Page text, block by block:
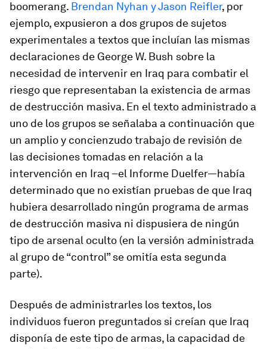
boomerang. Brendan Nyhan y Jason Reifler, por
ejemplo, expusieron a dos grupos de sujetos
experimentales a textos que incluían las mismas
declaraciones de George W. Bush sobre la
necesidad de intervenir en Iraq para combatir el
riesgo que representaban la existencia de armas
de destrucción masiva. En el texto administrado a
uno de los grupos se señalaba a continuación que
un amplio y concienzudo trabajo de revisión de
las decisiones tomadas en relación a la
intervención en Iraq –el Informe Duelfer—había
determinado que no existían pruebas de que Iraq
hubiera desarrollado ningún programa de armas
de destrucción masiva ni dispusiera de ningún
tipo de arsenal oculto (en la versión administrada
al grupo de “control” se omitía esta segunda
parte).
Después de administrarles los textos, los
individuos fueron preguntados si creían que Iraq
disponía de este tipo de armas, la capacidad de